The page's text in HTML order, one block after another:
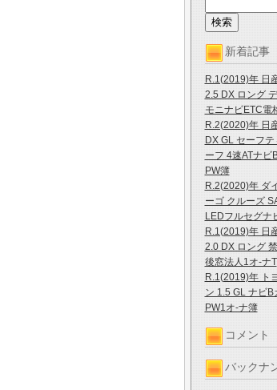
新着記事
R.1(2019)年 日
2.5 DX ロング
モニナビETC電
R.2(2020)年 日
DX GL セーフ
ーフ 4速ATナビ
PW簿
R.2(2020)年 ダ
ーゴ クルーズ
LEDフルセグナ
R.1(2019)年 日
2.0 DX ロング
後窓法人1オ-ナT
R.1(2019)年 ト
ン 1.5 GL ナビ
PW1オ-ナ簿
コメント
バックナ